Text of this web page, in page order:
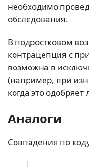
необходимо
обследования.
В подростковом
контрацепция с
возможна в
(например, при
когда это
Аналоги
Совпадения по